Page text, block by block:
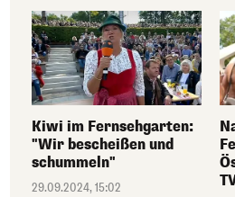
Kiwi im Fernsehgarten:
"Wir bescheißen und
schummeln"
29.09.2024, 15:02